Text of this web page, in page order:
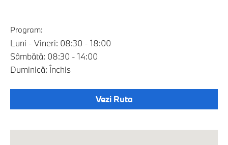
Program:
Luni - Vineri: 08:30 - 18:00
Sâmbătă: 08:30 - 14:00
Duminică: Închis
Vezi Ruta